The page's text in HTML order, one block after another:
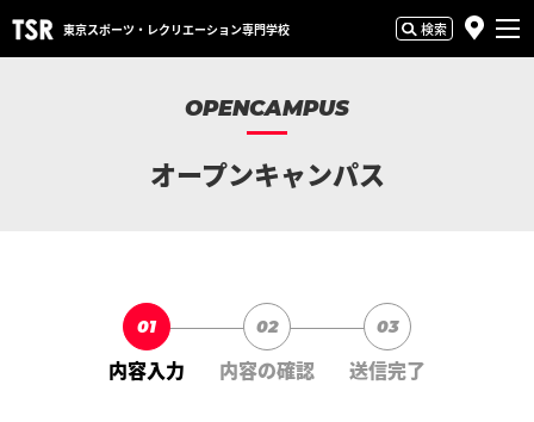
東京スポーツ・ レクリエーション専門学校 検索
OPENCAMPUS
オープンキャンパス
01
内容入力
02
内容の確認
03
送信完了